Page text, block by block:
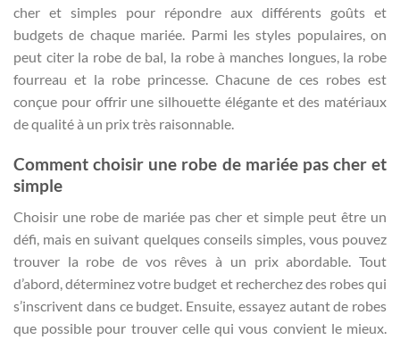
cher et simples pour répondre aux différents goûts et
budgets de chaque mariée. Parmi les styles populaires, on
peut citer la robe de bal, la robe à manches longues, la robe
fourreau et la robe princesse. Chacune de ces robes est
conçue pour offrir une silhouette élégante et des matériaux
de qualité à un prix très raisonnable.
Comment choisir une robe de mariée pas cher et
simple
Choisir une robe de mariée pas cher et simple peut être un
défi, mais en suivant quelques conseils simples, vous pouvez
trouver la robe de vos rêves à un prix abordable. Tout
d’abord, déterminez votre budget et recherchez des robes qui
s’inscrivent dans ce budget. Ensuite, essayez autant de robes
que possible pour trouver celle qui vous convient le mieux.